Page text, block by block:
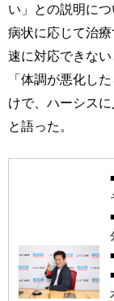
い」との説明に
病状に応じて治
速に対応できな
「体調が悪化し
けで、ハーシス
と語った。